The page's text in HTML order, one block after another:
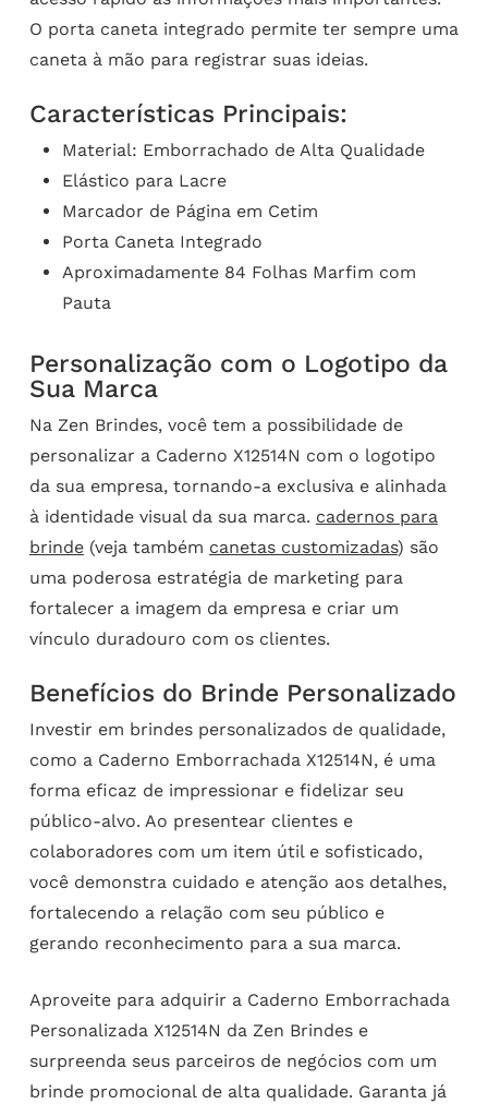
O porta caneta integrado permite ter sempre uma
caneta à mão para registrar suas ideias.
Características Principais:
Material: Emborrachado de Alta Qualidade
Elástico para Lacre
Marcador de Página em Cetim
Porta Caneta Integrado
Aproximadamente 84 Folhas Marfim com
Pauta
Personalização com o Logotipo da
Sua Marca
Na Zen Brindes, você tem a possibilidade de
personalizar a Caderno X12514N com o logotipo
da sua empresa, tornando-a exclusiva e alinhada
à identidade visual da sua marca. cadernos para
brinde(veja também canetas customizadas) são
uma poderosa estratégia de marketing para
fortalecer a imagem da empresa e criar um
vínculo duradouro com os clientes.
Benefícios do Brinde Personalizado
Investir em brindes personalizados de qualidade,
como a Caderno Emborrachada X12514N, é uma
forma eficaz de impressionar e fidelizar seu
público-alvo. Ao presentear clientes e
colaboradores com um item útil e sofisticado,
você demonstra cuidado e atenção aos detalhes,
fortalecendo a relação com seu público e
gerando reconhecimento para a sua marca.
Aproveite para adquirir a Caderno Emborrachada
Personalizada X12514N da Zen Brindes e
surpreenda seus parceiros de negócios com um
brinde promocional de alta qualidade. Garanta já